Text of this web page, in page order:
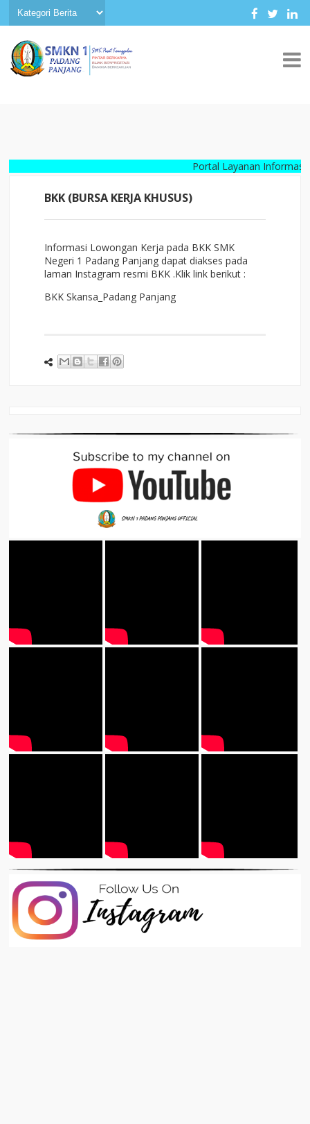
Portal Layanan Informasi
BKK (BURSA KERJA KHUSUS)
Informasi Lowongan Kerja pada BKK SMK
Negeri 1 Padang Panjang dapat diakses pada
laman Instagram resmi BKK .Klik link berikut :
BKK Skansa_Padang Panjang